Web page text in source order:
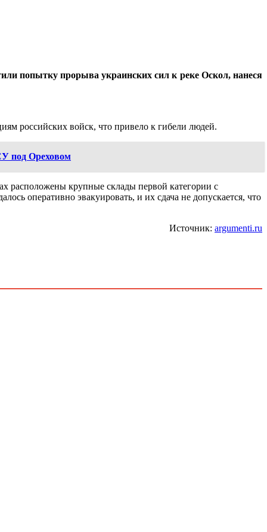
попытку прорыва украинских сил к реке Оскол, нанеся
российских войск, что привело к гибели людей.
под Ореховом
расположены крупные склады первой категории с
оперативно эвакуировать, и их сдача не допускается, что
Источник: argumenti.ru